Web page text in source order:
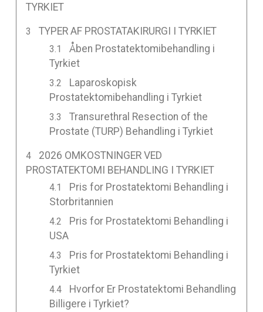
TYRKIET
TYPER AF PROSTATAKIRURGI I TYRKIET
Åben Prostatektomibehandling i
Tyrkiet
Laparoskopisk
Prostatektomibehandling i Tyrkiet
Transurethral Resection of the
Prostate (TURP) Behandling i Tyrkiet
2026 OMKOSTNINGER VED
PROSTATEKTOMI BEHANDLING I TYRKIET
Pris for Prostatektomi Behandling i
Storbritannien
Pris for Prostatektomi Behandling i
USA
Pris for Prostatektomi Behandling i
Tyrkiet
Hvorfor Er Prostatektomi Behandling
Billigere i Tyrkiet?